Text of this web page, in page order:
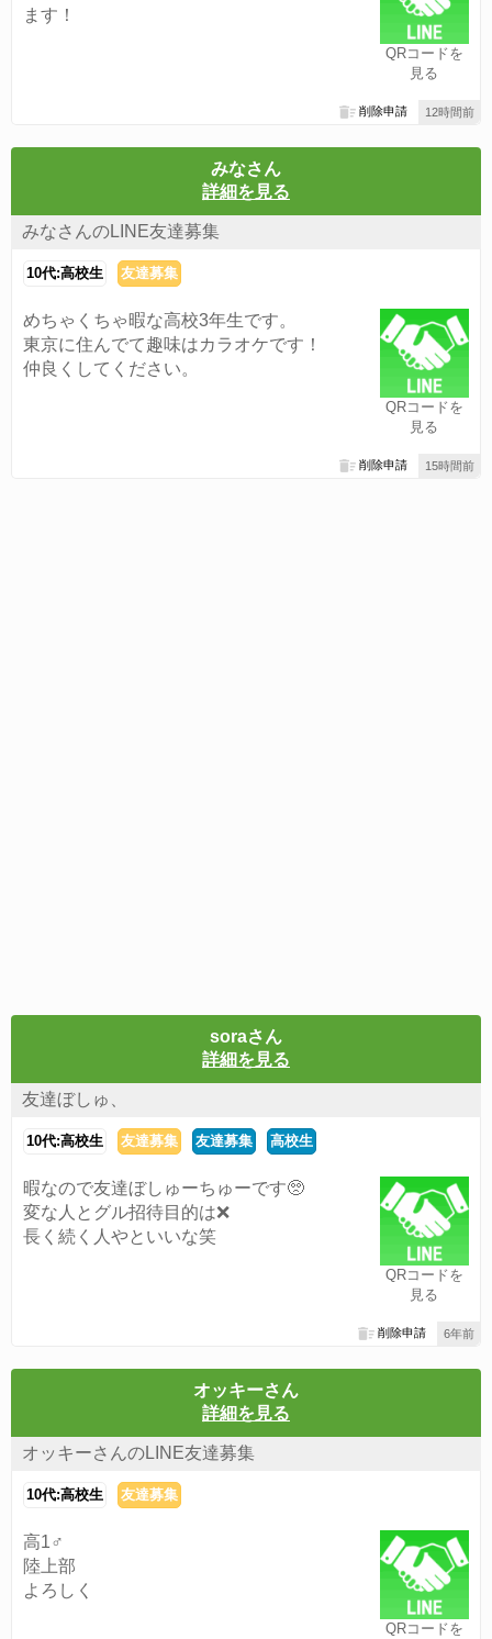
QRコードを
見る
ます！
12時間前
削除申請
みなさん
詳細を見る
みなさんのLINE友達募集
10代:高校生 友達募集
QRコードを
見る
めちゃくちゃ暇な高校3年生です。
東京に住んでて趣味はカラオケです！
仲良くしてください。
15時間前
削除申請
soraさん
詳細を見る
友達ぼしゅ、
10代:高校生 友達募集 友達募集 高校生
QRコードを
見る
暇なので友達ぼしゅーちゅーです🥺
変な人とグル招待目的は❌
長く続く人やといいな笑
6年前
削除申請
オッキーさん
詳細を見る
オッキーさんのLINE友達募集
10代:高校生 友達募集
QRコードを
高1♂
陸上部
よろしく